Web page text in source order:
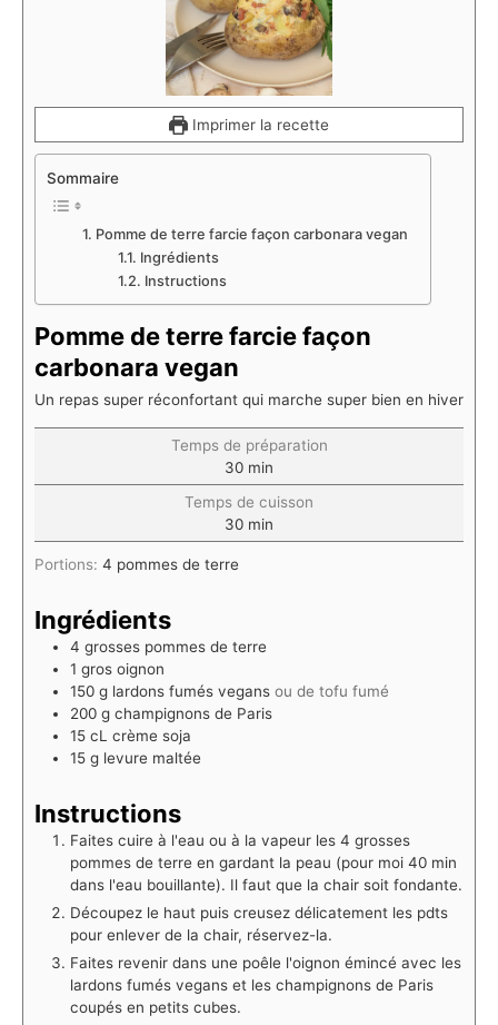
Imprimer la recette
Sommaire
Pomme de terre farcie façon carbonara vegan
Ingrédients
Instructions
Pomme de terre farcie façon
carbonara vegan
Un repas super réconfortant qui marche super bien en hiver
Temps de préparation
30 min
Temps de cuisson
30 min
Portions: 4 pommes de terre
Ingrédients
4 grosses pommes de terre
1 gros oignon
150 g lardons fumés vegans ou de tofu fumé
200 g champignons de Paris
15 cL crème soja
15 g levure maltée
Instructions
Faites cuire à l'eau ou à la vapeur les 4 grosses
pommes de terre en gardant la peau (pour moi 40 min
dans l'eau bouillante). Il faut que la chair soit fondante.
Découpez le haut puis creusez délicatement les pdts
pour enlever de la chair, réservez-la. ⁠
Faites revenir dans une poêle l'oignon émincé avec les
lardons fumés vegans et les champignons de Paris
coupés en petits cubes.